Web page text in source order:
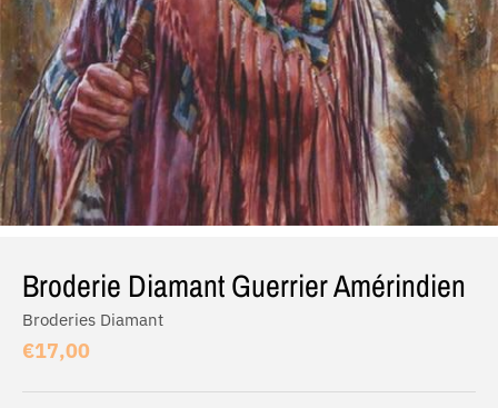
Broderie Diamant Guerrier Amérindien
Broderies Diamant
€17,00